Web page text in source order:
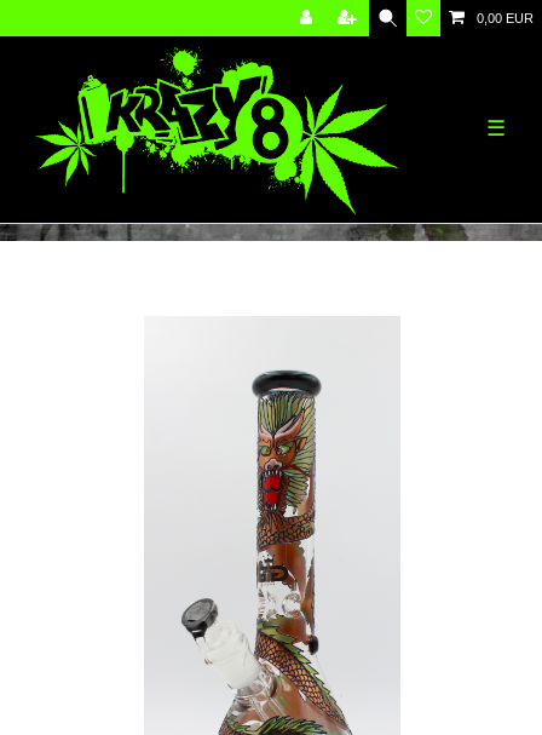
0,00 EUR
☰